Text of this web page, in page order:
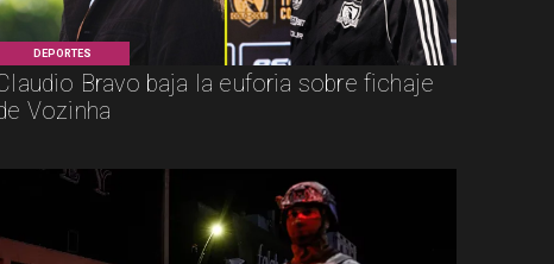
DEPORTES
Bravo baja la euforia sobre fichaje
Vozinha